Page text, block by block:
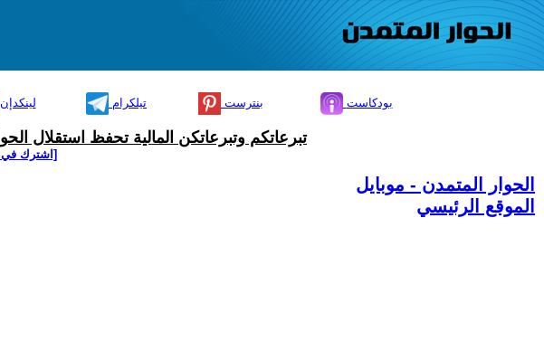
لينكدإن تيلكرام بنترست بودكاست
تبرعاتكم وتبرعاتكن المالية تحفظ استقلال
[اشترك في
الحوار المتمدن - موبايل
الموقع الرئيسي